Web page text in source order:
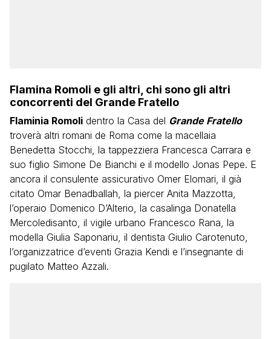
Flamina Romoli e gli altri, chi sono gli altri
concorrenti del Grande Fratello
Flaminia Romoli dentro la Casa del Grande Fratello
troverà altri romani de Roma come la macellaia
Benedetta Stocchi, la tappezziera Francesca Carrara e
suo figlio Simone De Bianchi e il modello Jonas Pepe. E
ancora il consulente assicurativo Omer Elomari, il già
citato Omar Benadballah, la piercer Anita Mazzotta,
l’operaio Domenico D’Alterio, la casalinga Donatella
Mercoledisanto, il vigile urbano Francesco Rana, la
modella Giulia Saponariu, il dentista Giulio Carotenuto,
l’organizzatrice d’eventi Grazia Kendi e l’insegnante di
pugilato Matteo Azzali.